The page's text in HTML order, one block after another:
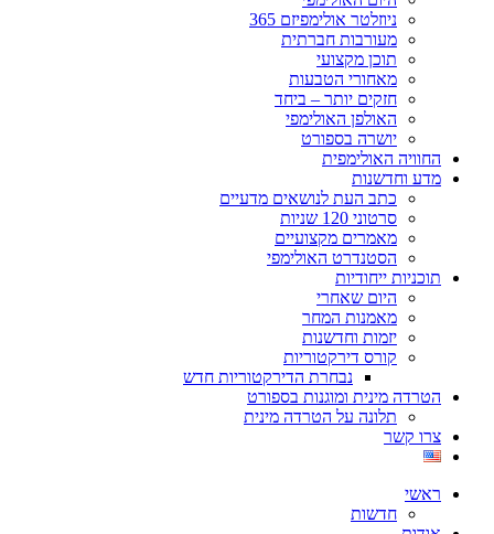
ניוזלטר אולימפיזם 365
מעורבות חברתית
תוכן מקצועי
מאחורי הטבעות
חזקים יותר – ביחד
האולפן האולימפי
יושרה בספורט
החוויה האולימפית
מדע וחדשנות
כתב העת לנושאים מדעיים
סרטוני 120 שניות
מאמרים מקצועיים
הסטנדרט האולימפי
תוכניות ייחודיות
היום שאחרי
מאמנות המחר
יזמות וחדשנות
קורס דירקטוריות
נבחרת הדירקטוריות חדש
הטרדה מינית ומוגנות בספורט
תלונה על הטרדה מינית
צרו קשר
ראשי
חדשות